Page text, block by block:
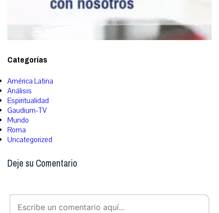
Categorías
América Latina
Análisis
Espiritualidad
Gaudium-TV
Mundo
Roma
Uncategorized
Deje su Comentario